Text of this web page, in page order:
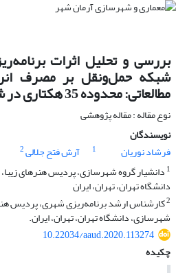
بررسی و تحلیل اثرات
شبکه حمل‌ونقل بر مصرف
مطالعاتی: محدوده 35 هکتاری در شهر جدید هشتگرد
نوع مقاله : مقاله پژوهشی
نویسندگان
فرشاد نوریان
1 آرش فتح جلالی2
1 دانشیار گروه شهرسازی، پردیس هنرهای
دانشگاه تهران، تهران، ایران
2کارشناس ارشد برنامه‌ریزی شهری، پردیس
شهرسازی، دانشگاه تهران، تهران، ایران.
10.22034/aaud.2020.113274
چکیده